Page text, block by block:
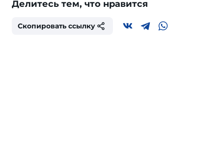
Делитесь тем, что нравится
Скопировать ссылку